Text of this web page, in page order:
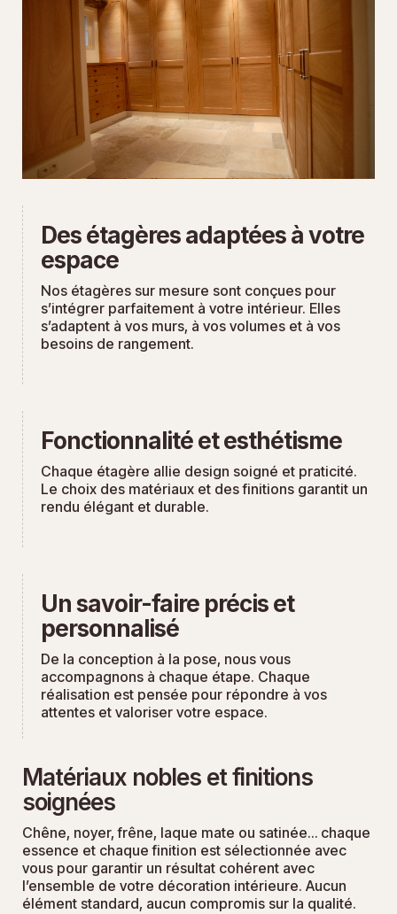
Des étagères adaptées à votre
espace
Nos étagères sur mesure sont conçues pour
s’intégrer parfaitement à votre intérieur. Elles
s’adaptent à vos murs, à vos volumes et à vos
besoins de rangement.
Fonctionnalité et esthétisme
Chaque étagère allie design soigné et praticité.
Le choix des matériaux et des finitions garantit un
rendu élégant et durable.
Un savoir-faire précis et
personnalisé
De la conception à la pose, nous vous
accompagnons à chaque étape. Chaque
réalisation est pensée pour répondre à vos
attentes et valoriser votre espace.
Matériaux nobles et finitions
soignées
Chêne, noyer, frêne, laque mate ou satinée… chaque
essence et chaque finition est sélectionnée avec
vous pour garantir un résultat cohérent avec
l’ensemble de votre décoration intérieure. Aucun
élément standard, aucun compromis sur la qualité.